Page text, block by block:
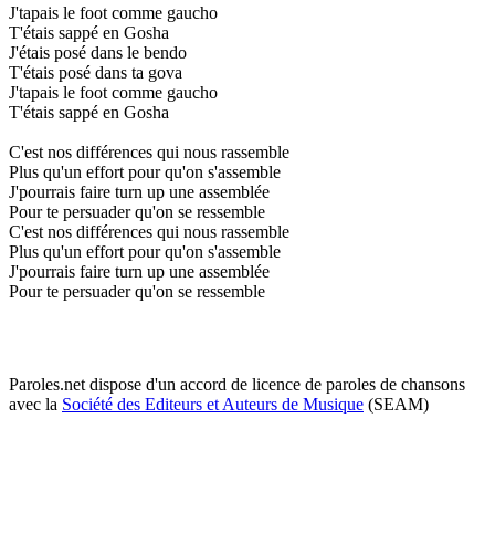
J'tapais le foot comme gaucho
T'étais sappé en Gosha
J'étais posé dans le bendo
T'étais posé dans ta gova
J'tapais le foot comme gaucho
T'étais sappé en Gosha
C'est nos différences qui nous rassemble
Plus qu'un effort pour qu'on s'assemble
J'pourrais faire turn up une assemblée
Pour te persuader qu'on se ressemble
C'est nos différences qui nous rassemble
Plus qu'un effort pour qu'on s'assemble
J'pourrais faire turn up une assemblée
Pour te persuader qu'on se ressemble
Paroles.net dispose d'un accord de licence de paroles de chansons
avec la Société des Editeurs et Auteurs de Musique (SEAM)